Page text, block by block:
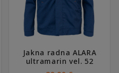
Jakna radna ALARA
ultramarin vel. 52